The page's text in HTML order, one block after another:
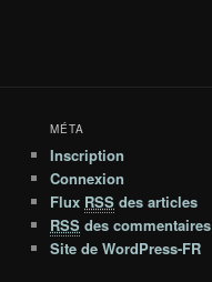
MÉTA
Inscription
Connexion
Flux RSS des articles
RSS des commentaires
Site de WordPress-FR